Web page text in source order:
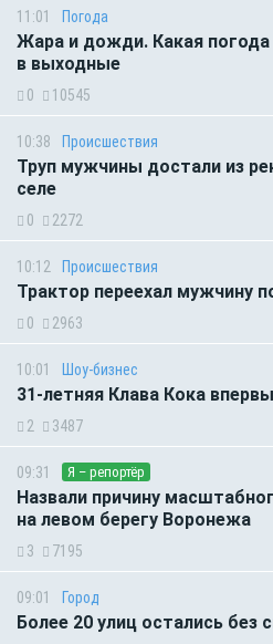
11:01 Погода
Жара и дожди. Какая
в выходные
0 10545
10:38 Происшествия
Труп мужчины достали из
селе
0 2272
10:12 Происшествия
Трактор переехал мужчину
0 2963
10:01 Шоу-бизнес
31-летняя Клава Кока
2 3487
09:31 Я – репортёр
Назвали причину
на левом берегу Воронежа
3 7195
09:01 Город
Более 20 улиц остались без